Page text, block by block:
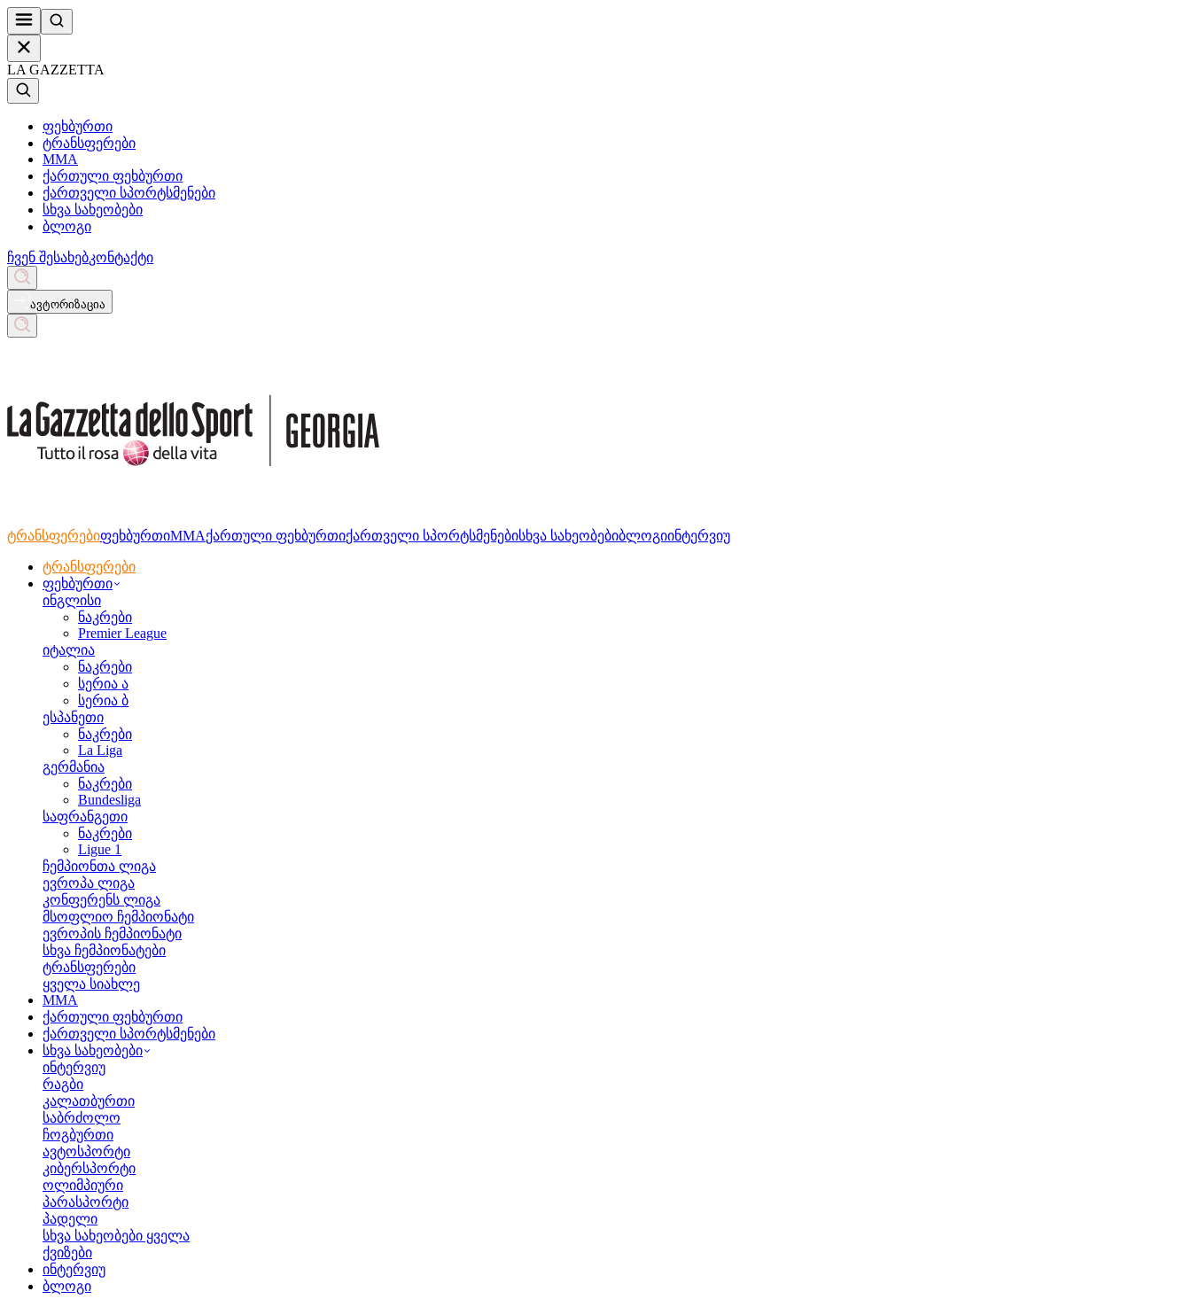
LA GAZZETTA
ფეხბურთი
ტრანსფერები
MMA
ქართული ფეხბურთი
ქართველი სპორტსმენები
სხვა სახეობები
ბლოგი
ჩვენ შესახებკონტაქტი
ავტორიზაცია
ტრანსფერებიფეხბურთიMMAქართული ფეხბურთიქართველი სპორტსმენებისხვა სახეობებიბლოგიინტერვიუ
ტრანსფერები
ფეხბურთი
ინგლისი
ნაკრები
Premier League
იტალია
ნაკრები
სერია ა
სერია ბ
ესპანეთი
ნაკრები
La Liga
გერმანია
ნაკრები
Bundesliga
საფრანგეთი
ნაკრები
Ligue 1
ჩემპიონთა ლიგა
ევროპა ლიგა
კონფერენს ლიგა
მსოფლიო ჩემპიონატი
ევროპის ჩემპიონატი
სხვა ჩემპიონატები
ტრანსფერები
ყველა სიახლე
MMA
ქართული ფეხბურთი
ქართველი სპორტსმენები
სხვა სახეობები
ინტერვიუ
რაგბი
კალათბურთი
საბრძოლო
ჩოგბურთი
ავტოსპორტი
კიბერსპორტი
ოლიმპიური
პარასპორტი
პადელი
სხვა სახეობები ყველა
ქვიზები
ინტერვიუ
ბლოგი